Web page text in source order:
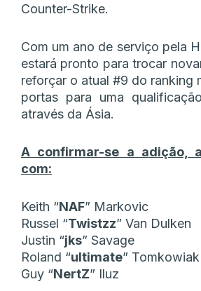
Counter-Strike.
Com um ano de serviço pela
estará pronto para trocar
reforçar o atual #9 do ranking
portas para uma
através da Ásia.
A confirmar-se a adição,
com:
Keith “⁠NAF⁠” Markovic
Russel “⁠Twistzz⁠” Van Dulken
Justin “⁠jks⁠” Savage
Roland “⁠ultimate⁠” Tomkowiak
Guy “⁠NertZ⁠” Iluz